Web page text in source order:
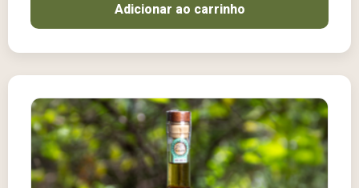
Adicionar ao carrinho